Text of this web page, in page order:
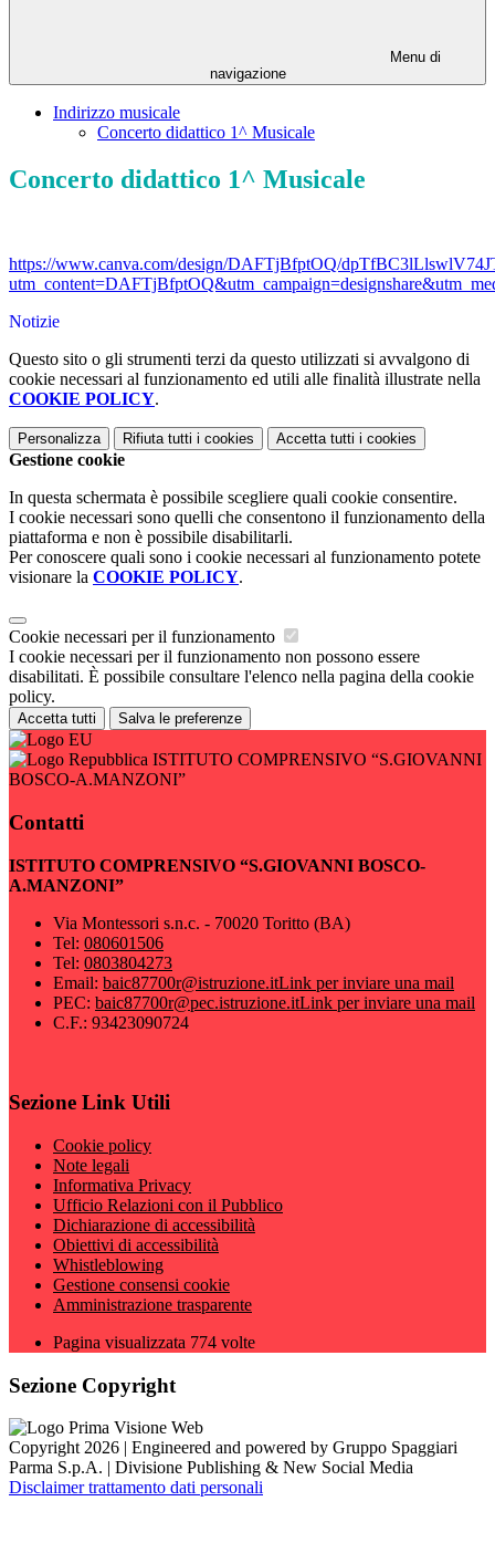
Menu di
navigazione
Indirizzo musicale
Concerto didattico 1^ Musicale
Concerto didattico 1^ Musicale
https://www.canva.com/design/DAFTjBfptOQ/
Notizie
Questo sito o gli strumenti terzi da questo utilizzati si avvalgono di
cookie necessari al funzionamento ed utili alle finalità illustrate nella
COOKIE POLICY.
Personalizza Rifiuta tutti i cookies Accetta tutti i cookies
Gestione cookie
In questa schermata è possibile scegliere quali cookie consentire.
I cookie necessari sono quelli che consentono il funzionamento della
piattaforma e non è possibile disabilitarli.
Per conoscere quali sono i cookie necessari al funzionamento potete
visionare la COOKIE POLICY.
Cookie necessari per il funzionamento
I cookie necessari per il funzionamento non possono essere
disabilitati. È possibile consultare l'elenco nella pagina della cookie
policy.
Accetta tutti Salva le preferenze
ISTITUTO COMPRENSIVO “S.GIOVANNI
BOSCO-A.MANZONI”
Contatti
ISTITUTO COMPRENSIVO “S.GIOVANNI BOSCO-
A.MANZONI”
Via Montessori s.n.c. - 70020 Toritto (BA)
Tel: 080601506
Tel: 0803804273
Email: baic87700r@istruzione.itLink per inviare una mail
PEC: baic87700r@pec.istruzione.itLink per inviare una mail
C.F.: 93423090724
Sezione Link Utili
Cookie policy
Note legali
Informativa Privacy
Ufficio Relazioni con il Pubblico
Dichiarazione di accessibilità
Obiettivi di accessibilità
Whistleblowing
Gestione consensi cookie
Amministrazione trasparente
Pagina visualizzata 774 volte
Sezione Copyright
Copyright 2026 | Engineered and powered by Gruppo Spaggiari
Parma S.p.A. | Divisione Publishing & New Social Media
Disclaimer trattamento dati personali